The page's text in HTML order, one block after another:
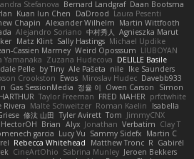
Stefanova Bernard Landgraf Daan Bootsma
Kuan lun Chen DaDrood Laura Pesenti
Chapin Alexander Wilhelm Martin Wittfooth
Alejandro Soriano 中村秀人
Agnieszka Marut
Matz Klint Sally Hastings Michael Updike
Cassien Marmey Weird Oposssum LIUBOYAN
Yamanaka Zuzana Hudecova DELILLE Basile
Pelle by Tiny Ale Pašeta nile Ike Saunders
Crookston Ewos Miroslav Hudec Davebb933
Gas SessionMedia 정율 이 Owen Carson
Simon
HARTHUR Taylor Freeman FRED MAHER prfctwhite
Rivera Malte Schweitzer Roman Kaelin
Isabella
修汰 山田 Tyler Avirett Tom JimmyCNX
HectorOH Brian Alyx Jonathan Verbatim Clay T
garcia Lucy Vu Sammy Sidefx Martin C
Rebecca Whitehead Matthew Tronc R Gabirél
CineArtOhio Sabrina Munley Jeroen Bekkers